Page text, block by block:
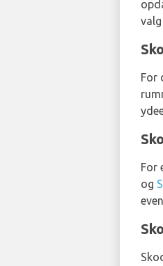
For
For
og